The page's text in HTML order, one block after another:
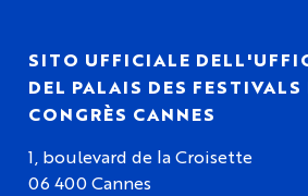
SITO UFFICIALE
DEL PALAIS DES FESTIVALS
CONGRÈS CANNES
1, boulevard de la Croisette
06 400 Cannes